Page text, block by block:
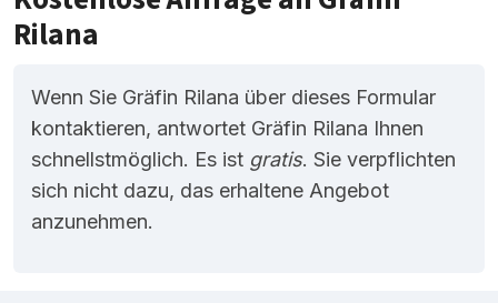
Rilana
Wenn Sie Gräfin Rilana über dieses Formular
kontaktieren, antwortet Gräfin Rilana Ihnen
schnellstmöglich. Es ist gratis. Sie verpflichten
sich nicht dazu, das erhaltene Angebot
anzunehmen.